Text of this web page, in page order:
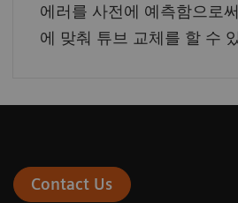
에러를 사전에 예측함으로
에 맞춰 튜브 교체를 할 수
Contact Us